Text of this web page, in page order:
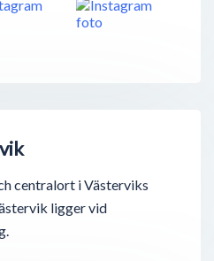
centralort i Västerviks
ligger vid